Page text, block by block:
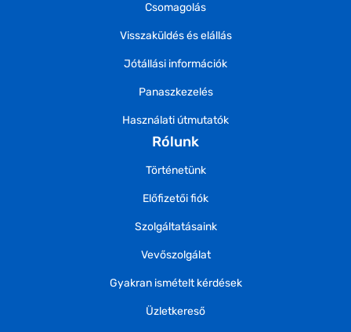
Csomagolás
Visszaküldés és elállás
Jótállási információk
Panaszkezelés
Használati útmutatók
Rólunk
Történetünk
Előfizetői fiók
Szolgáltatásaink
Vevőszolgálat
Gyakran ismételt kérdések
Üzletkereső